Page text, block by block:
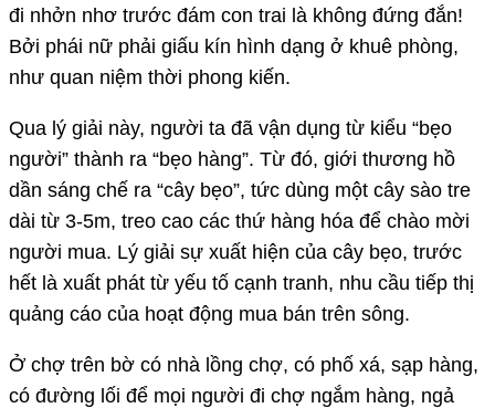
đi nhởn nhơ trước đám con trai là không đứng đắn!
Bởi phái nữ phải giấu kín hình dạng ở khuê phòng,
như quan niệm thời phong kiến.
Qua lý giải này, người ta đã vận dụng từ kiểu “bẹo
người” thành ra “bẹo hàng”. Từ đó, giới thương hồ
dần sáng chế ra “cây bẹo”, tức dùng một cây sào tre
dài từ 3-5m, treo cao các thứ hàng hóa để chào mời
người mua. Lý giải sự xuất hiện của cây bẹo, trước
hết là xuất phát từ yếu tố cạnh tranh, nhu cầu tiếp thị
quảng cáo của hoạt động mua bán trên sông.
Ở chợ trên bờ có nhà lồng chợ, có phố xá, sạp hàng,
có đường lối để mọi người đi chợ ngắm hàng, ngả